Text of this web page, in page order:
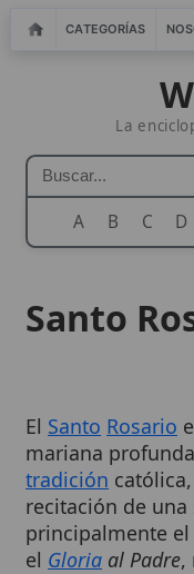
CATEGORÍAS
La
A B C D
tradicióncatólica,
recitación de una
principalmente el
elGloriaal Padre,
misterios de la
SantísimaVirgen